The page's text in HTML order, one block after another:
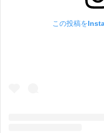
この投稿を